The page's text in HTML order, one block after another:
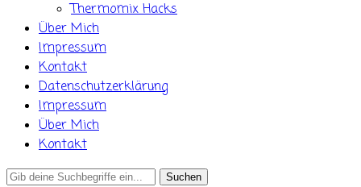
Thermomix Hacks
Über Mich
Impressum
Kontakt
Datenschutzerklärung
Impressum
Über Mich
Kontakt
Search